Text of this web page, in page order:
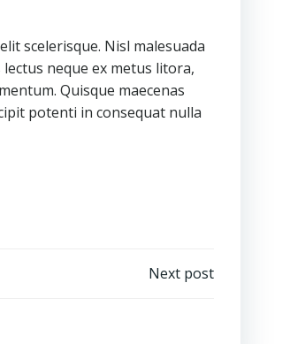
scelerisque. Nisl malesuada
neque ex metus litora,
Quisque maecenas
potenti in consequat nulla
Next post